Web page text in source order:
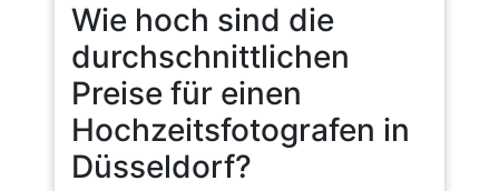
Wie hoch sind die
durchschnittlichen
Preise für einen
Hochzeitsfotografen in
Düsseldorf?